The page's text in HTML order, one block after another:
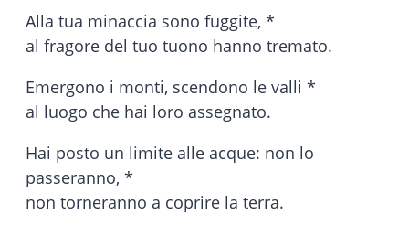
Alla tua minaccia sono fuggite, *
al fragore del tuo tuono hanno tremato.
Emergono i monti, scendono le valli *
al luogo che hai loro assegnato.
Hai posto un limite alle acque: non lo
passeranno, *
non torneranno a coprire la terra.